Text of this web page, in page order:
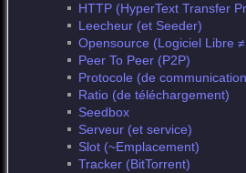
HTTP (HyperText Transfer
Leecheur (et Seeder)
Opensource (Logiciel Libre
Peer To Peer (P2P)
Protocole (de
Ratio (de téléchargement)
Seedbox
Serveur (et service)
Slot (~Emplacement)
Tracker (BitTorrent)